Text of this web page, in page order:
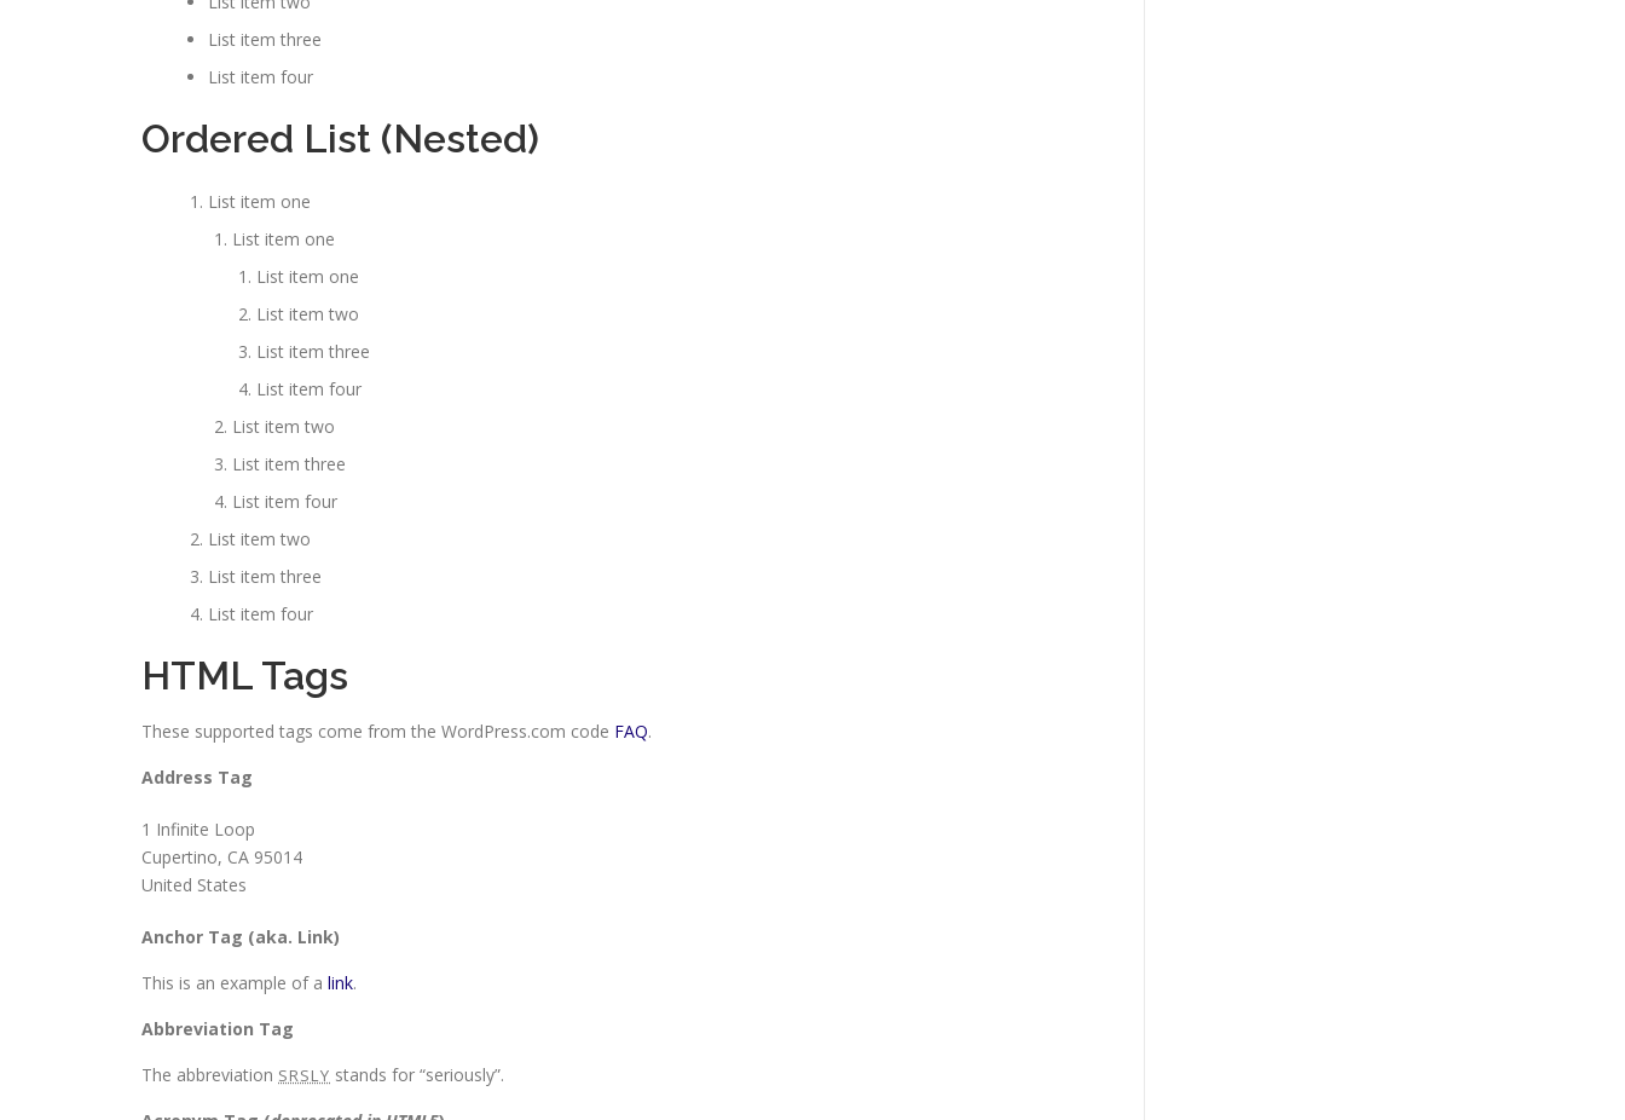
List item three
List item four
Ordered List (Nested)
List item one
List item one
List item one
List item two
List item three
List item four
List item two
List item three
List item four
List item two
List item three
List item four
HTML Tags
These supported tags come from the WordPress.com code FAQ.
Address Tag
1 Infinite Loop
Cupertino, CA 95014
United States
Anchor Tag (aka. Link)
This is an example of a link.
Abbreviation Tag
The abbreviation SRSLY stands for “seriously”.